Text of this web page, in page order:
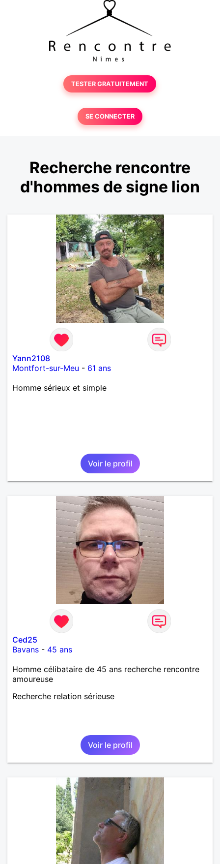
TESTER GRATUITEMENT
SE CONNECTER
Recherche rencontre
d'hommes de signe lion
Yann2108
Montfort-sur-Meu - 61 ans
Homme sérieux et simple
Voir le profil
Ced25
Bavans - 45 ans
Homme célibataire de 45 ans recherche rencontre
amoureuse
Recherche relation sérieuse
Voir le profil